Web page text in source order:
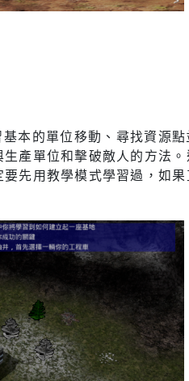
本的單位移動、尋找資源
產單位和擊破敵人的方法
先用教學模式學習過，如